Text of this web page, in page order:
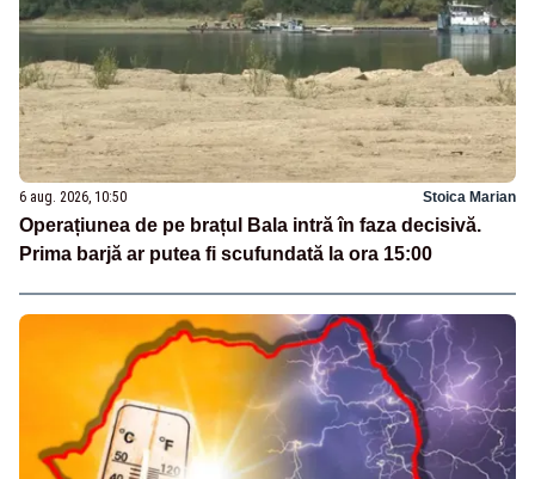
6 aug. 2026, 10:50 Stoica Marian
Operațiunea de pe brațul Bala intră în faza decisivă.
Prima barjă ar putea fi scufundată la ora 15:00